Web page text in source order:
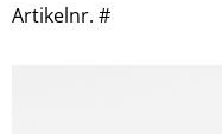
Artikelnr. #